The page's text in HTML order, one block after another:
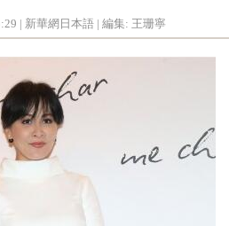
| 新華網日本語 | 編集: 王珊寧